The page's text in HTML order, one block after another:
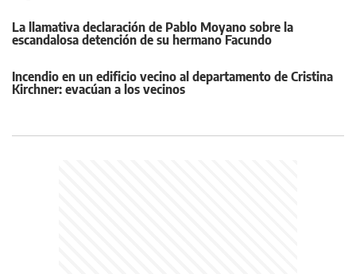
La llamativa declaración de Pablo Moyano sobre la
escandalosa detención de su hermano Facundo
Incendio en un edificio vecino al departamento de Cristina
Kirchner: evacúan a los vecinos